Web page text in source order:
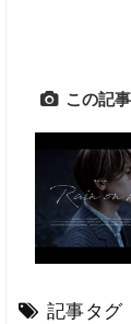
この記
記事タグ